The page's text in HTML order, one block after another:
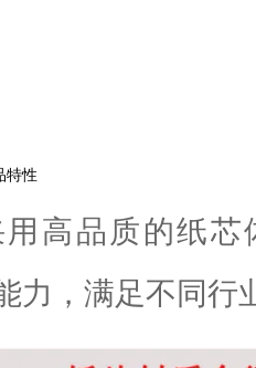
特性
用高品质的纸
力，满足不同行